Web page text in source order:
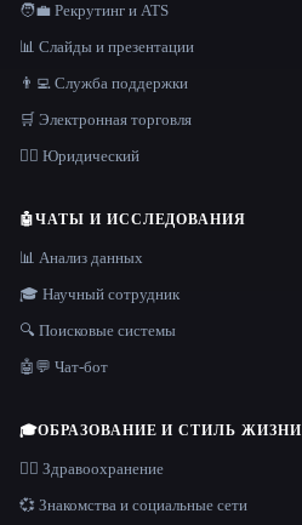
🧑‍💼 Рекрутинг и ATS
📊 Слайды и презентации
👨‍💻 Служба поддержки
🛒 Электронная торговля
👩‍⚖️ Юридический
🤖ЧАТЫ И ИССЛЕДОВАНИЯ
📊 Анализ данных
🎓 Научный сотрудник
🔍 Поисковые системы
🤖💬 Чат-бот
🎓ОБРАЗОВАНИЕ И СТИЛЬ ЖИЗНИ
👩‍⚕️ Здравоохранение
💞 Знакомства и социальные сети